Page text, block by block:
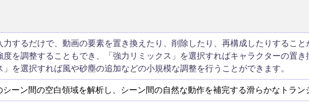
力するだけで、動画の要素を置き換えたり、削除したり、再構成したりすること
度を調整することもでき、「強力リミックス」を選択すればキャラクターの置
を選択すれば風や砂塵の追加などの小規模な調整を行うことができます。
ーン間の空白領域を解析し、シーン間の自然な動作を補完する滑らかなトラン